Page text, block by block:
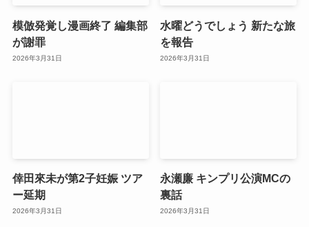
模倣発覚し漫画終了 編集部
が謝罪
2026年3月31日
水曜どうでしょう 新たな旅
を報告
2026年3月31日
倖田來未が第2子妊娠 ツア
ー延期
2026年3月31日
永瀬廉 キンプリ公演MCの
裏話
2026年3月31日